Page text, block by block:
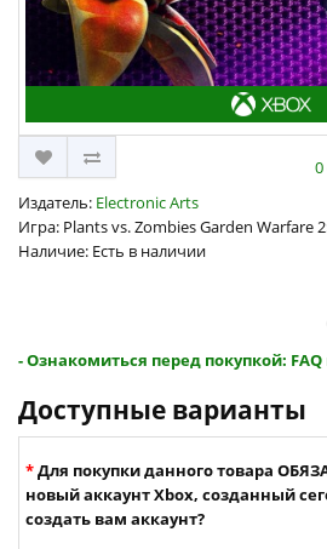
Издатель: Electronic Arts
Игра: Plants vs. Zombies Garden Warfare
Наличие: Есть в наличии
- Ознакомиться перед покупкой:
Доступные варианты
Для покупки данного товара
новый аккаунт Xbox, созданный
создать вам аккаунт?